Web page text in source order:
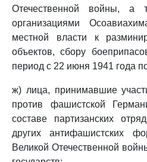
Отечественной войны, а
организациями
местной власти к
объектов, сбору
период с 22 июня 1941 года
ж) лица, принимавшие
против фашистской
составе партизанских
других антифашистских
Великой Отечественной